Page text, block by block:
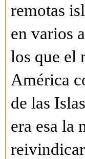
remotas
en varios
los que el
América
de las
era esa la